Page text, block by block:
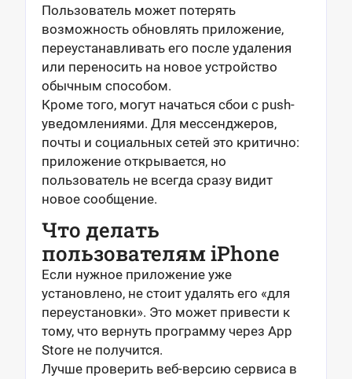
Пользователь может потерять
возможность обновлять приложение,
переустанавливать его после удаления
или переносить на новое устройство
обычным способом.
Кроме того, могут начаться сбои с push-
уведомлениями. Для мессенджеров,
почты и социальных сетей это критично:
приложение открывается, но
пользователь не всегда сразу видит
новое сообщение.
Что делать
пользователям iPhone
Если нужное приложение уже
установлено, не стоит удалять его «для
переустановки». Это может привести к
тому, что вернуть программу через App
Store не получится.
Лучше проверить веб-версию сервиса в